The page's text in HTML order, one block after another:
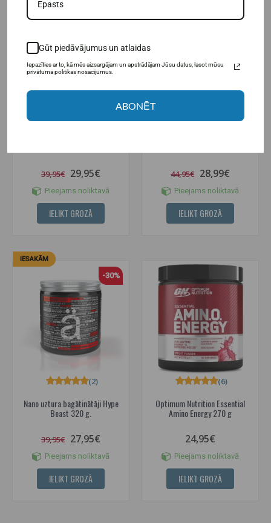
39,95€ 29,95€
Pieejams noliktavā
IELIKT GROZĀ
44,95€ 28,99€
Pieejams noliktavā
IELIKT GROZĀ
IESAKĀM
-30%
Nano uztura bagātinātāji Hype
Beast 320 g.
(2)
39,95€ 27,95€
Pieejams noliktavā
IELIKT GROZĀ
Optimum Nutrition Essential
Amino Energy 270 g
(6)
24,95€
Pieejams noliktavā
IELIKT GROZĀ
Gūt piedāvājumus un atlaidas
Iepazīties ar to, kā mēs aizsargājam un apstrādājam Jūsu datus, lasot mūsu
privātuma politikas nosacījumus.
ABONĒT